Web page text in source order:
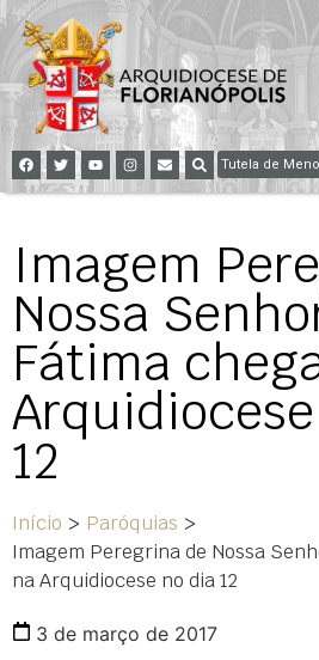
Tutela de
Imagem
Nossa
Fátima
12
Início > Paróquias >
Imagem Peregrina de Nossa
na Arquidiocese no dia 12
3 de março de 2017